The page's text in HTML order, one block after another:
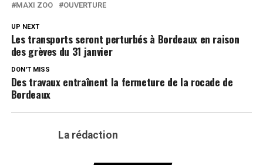
MAXI ZOO
OUVERTURE
UP NEXT
Les transports seront perturbés à Bordeaux en raison
des grèves du 31 janvier
DON'T MISS
Des travaux entraînent la fermeture de la rocade de
Bordeaux
La rédaction